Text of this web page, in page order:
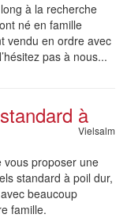
à la recherche
né en famille
vendu en ordre avec
pas à nous...
à
Vielsalm
vous proposer une
standard à poil dur,
beaucoup
famille.